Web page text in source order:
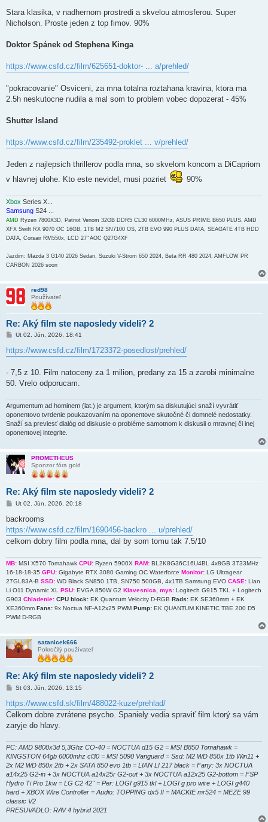
k
Stara klasika, v nadhernom prostredi a skvelou atmosferou. Super
Nicholson. Proste jeden z top fimov. 90%
Doktor Spánek od Stephena Kinga
https://www.csfd.cz/film/625651-doktor- ... a/prehled/
"pokracovanie" Osviceni, za mna totalna roztahana kravina, ktora ma
2.5h neskutocne nudila a mal som to problem vobec dopozerat - 45%
Shutter Island
https://www.csfd.cz/film/235492-proklet ... v/prehled/
Jeden z najlepsich thrillerov podla mna, so skvelom koncom a DiCapriom
v hlavnej ulohe. Kto este nevidel, musi pozriet
90%
Xbox Series X...
Samsung S24 ...
AMD Ryzen 7800X3D, Patriot Venom 32GB DDR5 CL30 6000MHz, ASUS PRIME B650 PLUS, AMD
XFX Swift RX 9070 OC 16GB, 1TB M2 SN7100 OS, 2TB EVO 990 PLUS DATA, SEAGATE 4TB HDD
DATA, Corsair RM550x, LCD 27" AOC Q27G4XF
Jazdim: Mazda 3 G140 2026 Sedan, Suzuki V-Strom 650 2024, Beta RR 480 2024, AMFLOW PR
CARBON 2026 soon
red98
Používateľ
Re: Aký film ste naposledy videli? 2
P
í
s
e
v
o
Ut 02. Jún, 2026, 18:41
https://www.csfd.cz/film/1723372-posedlost/prehled/
- 7,5 z 10. Film natoceny za 1 milion, predany za 15 a zarobi minimalne
50. Vrelo odporucam.
Argumentum ad hominem (lat.) je argument, ktorým sa diskutujúci snaží vyvrátiť
oponentovo tvrdenie poukazovaním na oponentove skutočné či domnelé nedostatky.
Snaží sa previesť dialóg od diskusie o probléme samotnom k diskusii o mravnej či inej
oponentovej integrite.
PROMETHEUS
Sponzor fóra gold
Re: Aký film ste naposledy videli? 2
P
í
p
e
v
k
Ut 02. Jún, 2026, 20:18
backrooms
https://www.csfd.cz/film/1690456-backro ... u/prehled/
celkom dobry film podla mna, dal by som tomu tak 7.5/10
MB: MSI X570 Tomahawk CPU: Ryzen 5900X RAM: BL2K8G36C16U4BL 4x8GB 3733MHz
16-18-18-35 GPU: Gigabyte RTX 3080 Gaming OC Waterforce Monitor: LG Ultragear
27GL83A-B SSD: WD Black SN850 1TB, SN750 500GB, 4x1TB Samsung EVO CASE: Lian
Li O11 Dynamic XL PSU: EVGA 850W G2 Klavesnica, mys: Logitech G915 TKL + Logitech
G903 Chladenie: CPU block: EK Quantum Velocity D-RGB Rads: EK SE360mm + EK
XE360mm Fans: 9x Noctua NF-A12x25 PWM Pump: EK QUANTUM KINETIC TBE 200 D5
PWM D-RGB
satanicek666
Pokročilý používateľ
Re: Aký film ste naposledy videli? 2
P
í
s
p
e
v
k
St 03. Jún, 2026, 13:15
https://www.csfd.sk/film/488022-kuze/prehlad/
Celkom dobre zvrátene psycho. Spaniely vedia spraviť film ktorý sa vám
zaryje do hlavy.
PC: AMD 9800x3d 5,3Ghz CO-40 = NOCTUA d15 G2 = MSI B850 Tomahawk =
KINGSTON 64gb 6000mhz cl30 = MSI 5090 Vanguard = Ssd: M2 WD 850x 1tb Win11 +
2x M2 WD 850x 2tb + 2x SATA 850 evo 1tb = LIAN LI 217 black = Fany: 3x NOCTUA
a14x25 G2-in + 3x NOCTUA a14x25r G2-out + 3x NOCTUA a12x25 G2-bottom = FSP
Hydro Ti Pro 1kw = LG C2 42" = Per: LOGI g915 tkl + LOGI g pro wire + LOGI g440
hard + XBOX Wire Controller = Audio: TOPPING dx5 II = MACKIE mr524 = MEZE 99
classic V2
PRESUVADLO: RAV 4 hybrid 2021